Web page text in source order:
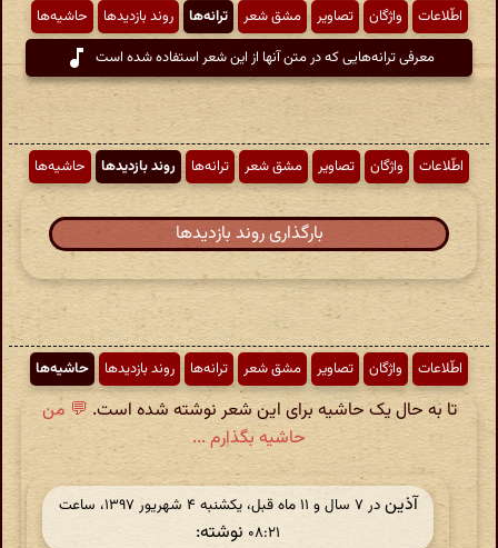
اطّلاعات واژگان تصاویر مشق شعر ترانه‌ها روند بازدیدها
حاشیه‌ها
معرفی ترانه‌هایی که در متن آنها از این شعر استفاده شده است
اطّلاعات واژگان تصاویر مشق شعر ترانه‌ها روند بازدیدها حاشیه‌ها
بارگذاری روند بازدیدها
اطّلاعات واژگان تصاویر مشق شعر ترانه‌ها روند بازدیدها حاشیه‌ها
تا به حال یک حاشیه برای این شعر نوشته شده است.💬 من
حاشیه بگذارم ...
آذین
در ‫۷ سال و ۱۱ ماه قبل، یکشنبه ۴ شهریور ۱۳۹۷، ساعت
۰۸:۲۱ نوشته: